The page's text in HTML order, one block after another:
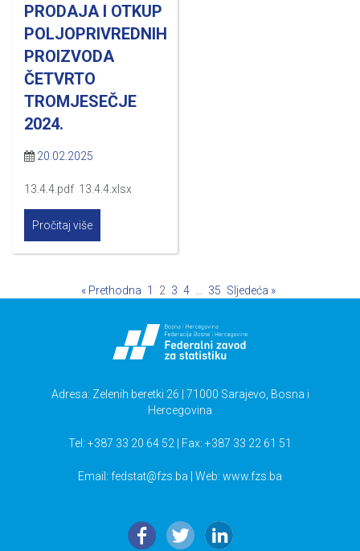
PRODAJA I OTKUP
POLJOPRIVREDNIH
PROIZVODA
ČETVRTO
TROMJESEČJE
2024.
20.02.2025
13.4.4.pdf 13.4.4.xlsx
Pročitaj više
« Prethodna 1 2 3 4 35 Sljedeća »
Adresa: Zelenih beretki 26 | 71000 Sarajevo, Bosna i
Hercegovina
Tel: +387 33 20 64 52 | Fax: +387 33 22 61 51
Email: fedstat@fzs.ba | Web: www.fzs.ba